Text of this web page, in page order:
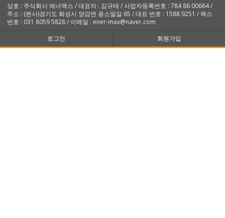
상호 : 주식회사 에너맥스 / 대표자 : 김규태 / 사업자등록번호 : 784 86 00664 /
주소 : (본사)경기도 화성시 양감면 용소말길 65 / 대표 번호 : 1588 9251 / 팩스
번호 : 031 8059 5828 / 이메일 : ener-max@naver.com
로그인
회원가입